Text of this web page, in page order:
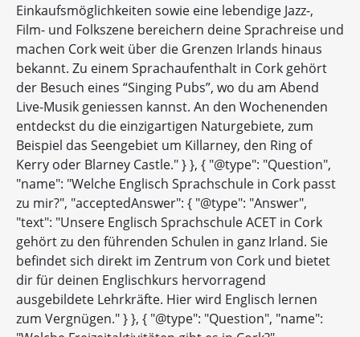
Einkaufsmöglichkeiten sowie eine lebendige Jazz-,
Film- und Folkszene bereichern deine Sprachreise und
machen Cork weit über die Grenzen Irlands hinaus
bekannt. Zu einem Sprachaufenthalt in Cork gehört
der Besuch eines “Singing Pubs”, wo du am Abend
Live-Musik geniessen kannst. An den Wochenenden
entdeckst du die einzigartigen Naturgebiete, zum
Beispiel das Seengebiet um Killarney, den Ring of
Kerry oder Blarney Castle." } }, { "@type": "Question",
"name": "Welche Englisch Sprachschule in Cork passt
zu mir?", "acceptedAnswer": { "@type": "Answer",
"text": "Unsere Englisch Sprachschule ACET in Cork
gehört zu den führenden Schulen in ganz Irland. Sie
befindet sich direkt im Zentrum von Cork und bietet
dir für deinen Englischkurs hervorragend
ausgebildete Lehrkräfte. Hier wird Englisch lernen
zum Vergnügen." } }, { "@type": "Question", "name":